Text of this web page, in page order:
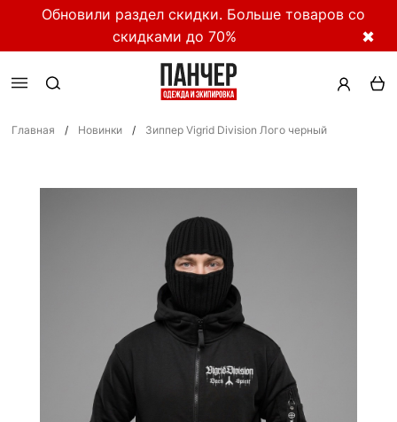
Обновили раздел скидки. Больше товаров со
скидками до 70%
✖
Главная / Новинки / Зиппер Vigrid Division Лого черный